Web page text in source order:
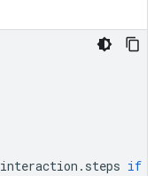
interaction . steps if